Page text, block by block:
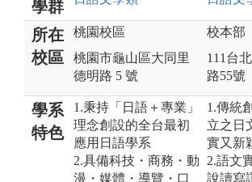
學群
所在
校區
桃園校區
桃園市龜山區大同里
德明路 5 號
校本部
111台
路55號
學系
特色
1.秉持「日語＋專業」
理念創設的全台最初
應用日語學系
2.具備科技・商務・動
漫・媒體・導覽・口
1.傳統
立之日
實又新
2.語文
說讀寫